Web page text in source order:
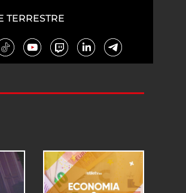
TERRESTRE